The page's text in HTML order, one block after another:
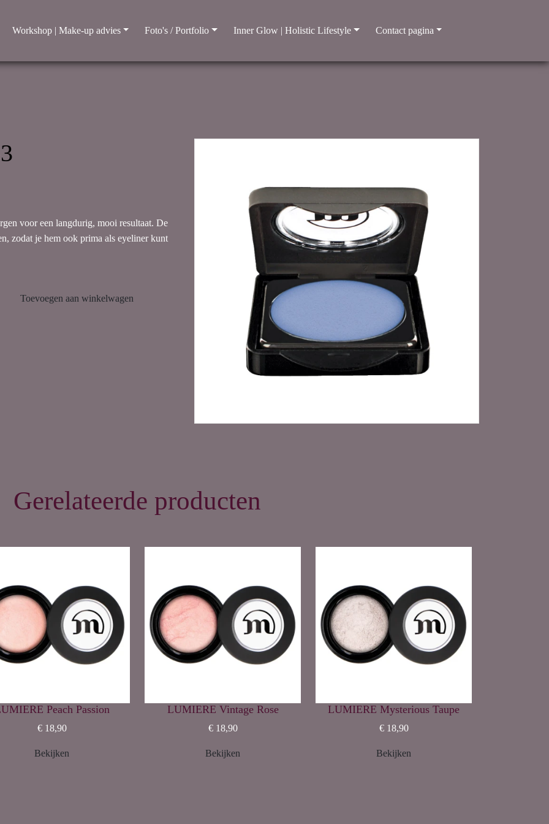
Workshop | Make-up advies Foto's / Portfolio Inner Glow | Holistic Lifestyle Contact pagina
voor een langdurig, mooi resultaat. De
zodat je hem ook prima als eyeliner kunt
Toevoegen aan winkelwagen
Gerelateerde producten
Peach Passion
€ 18,90
Bekijken
LUMIERE Vintage Rose
€ 18,90
Bekijken
LUMIERE Mysterious Taupe
€ 18,90
Bekijken